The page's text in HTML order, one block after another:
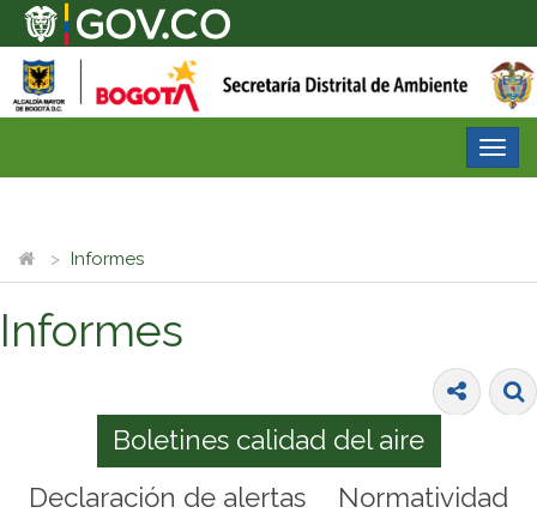
Informes
Informes
Boletines calidad del aire
Declaración de alertas
Normatividad